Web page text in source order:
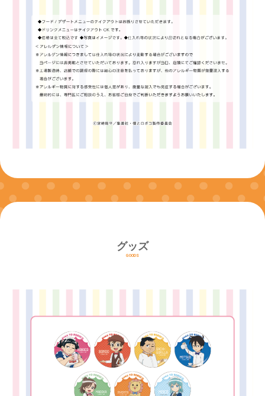
グッズ
GOODS